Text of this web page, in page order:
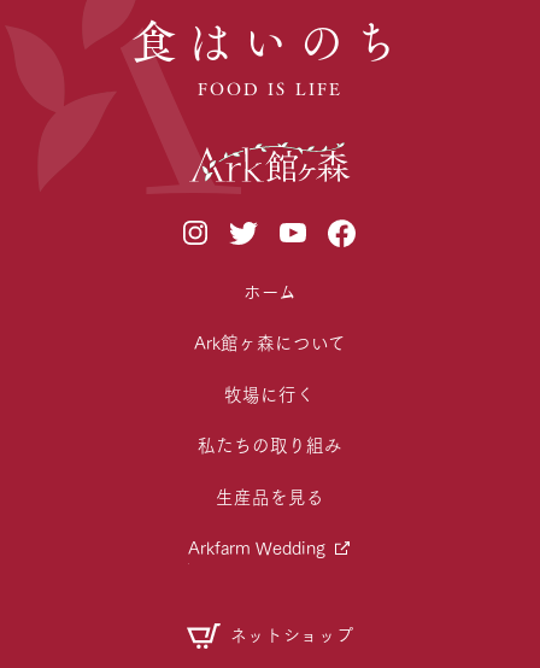
食はいのち
FOOD IS LIFE
ホーム
Ark館ヶ森について
牧場に行く
私たちの取り組み
生産品を見る
Arkfarm Wedding
ネットショップ